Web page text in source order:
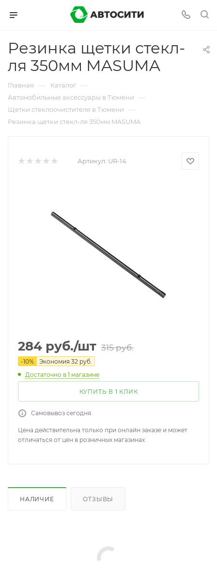
Резинка щетки стекл-
ля 350мм MASUMA
Главная — Каталог —
Автомобильные аксессуары в Тюмени —
Щетки стеклоочистителя в Тюмени —
Резинка щетки стекл-ля 350мм MASUMA
Артикул: UR-14
284 руб./шт 315руб.
-10% Экономия 32 руб.
Достаточно в 1 магазине
КУПИТЬ В 1 КЛИК
Самовывоз сегодня.
Цена действительна только при онлайн заказе и может
отличаться от цен в розничных магазинах
НАЛИЧИЕ ОТЗЫВЫ